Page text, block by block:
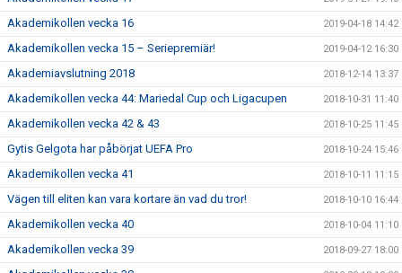
Akademikollen vecka 16 2019-04-18 14:42
Akademikollen vecka 15 – Seriepremiär! 2019-04-12 16:30
Akademiavslutning 2018 2018-12-14 13:37
Akademikollen vecka 44: Mariedal Cup och Ligacupen 2018-10-31 11:40
Akademikollen vecka 42 & 43 2018-10-25 11:45
Gytis Gelgota har påbörjat UEFA Pro 2018-10-24 15:46
Akademikollen vecka 41 2018-10-11 11:15
Vägen till eliten kan vara kortare än vad du tror! 2018-10-10 16:44
Akademikollen vecka 40 2018-10-04 11:10
Akademikollen vecka 39 2018-09-27 18:00